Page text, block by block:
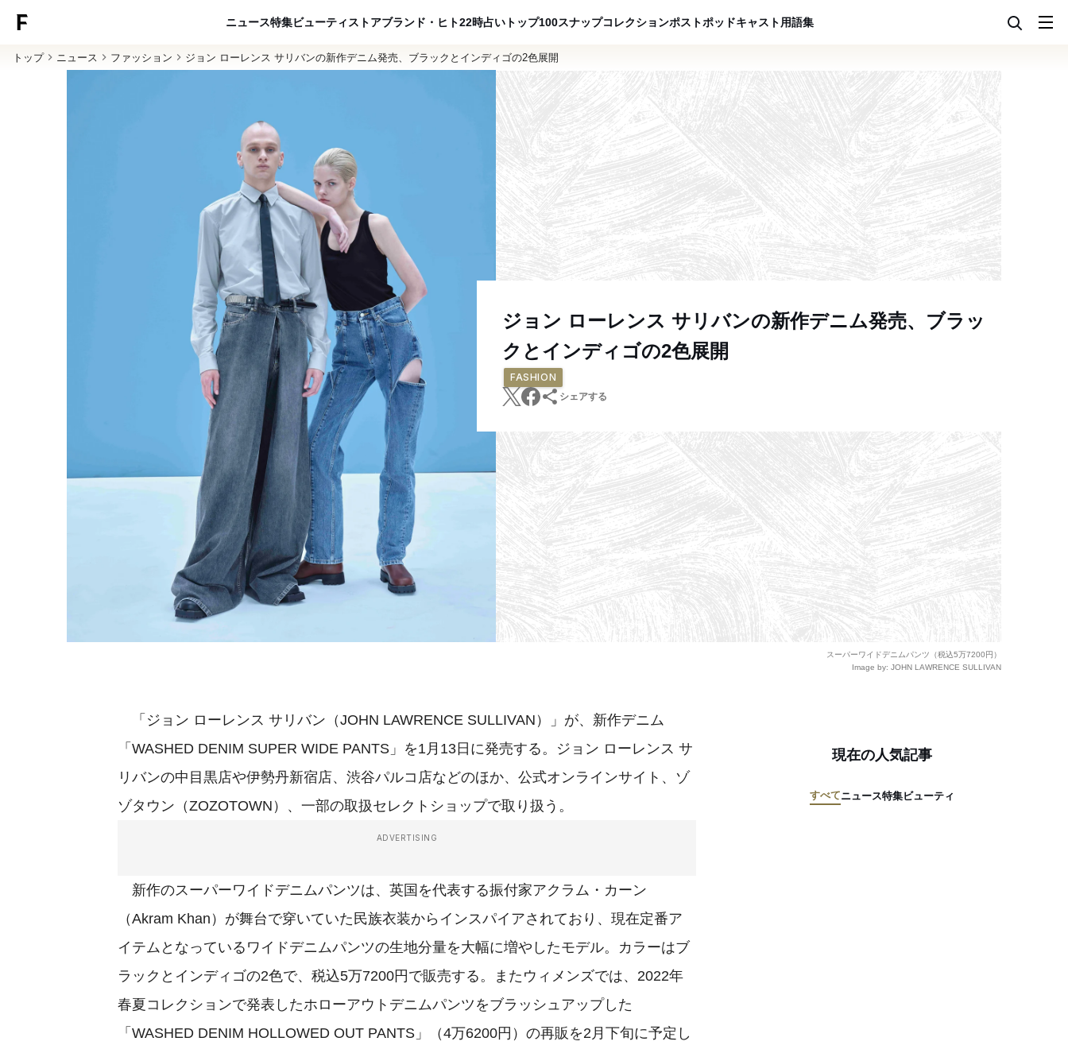
ニュース特集ビューティ ストアブランド・ヒト22時占い トップ100スナップコレクションポストポッドキャスト用語集
トップ ニュース ファッション ジョン ローレンス サリバンの新作デニム発売、ブラックとインディゴの2色展開
ジョン ローレンス サリバンの新作デニム発売、ブラッ
クとインディゴの2色展開
FASHION
シェアする
スーパーワイドデニムパンツ（税込5万7200円）
Image by: JOHN LAWRENCE SULLIVAN
「ジョン ローレンス サリバン（JOHN LAWRENCE SULLIVAN）」が、新作デニム
「WASHED DENIM SUPER WIDE PANTS」を1月13日に発売する。ジョン ローレンス サ
リバンの中目黒店や伊勢丹新宿店、渋谷パルコ店などのほか、公式オンラインサイト、ゾ
ゾタウン（ZOZOTOWN）、一部の取扱セレクトショップで取り扱う。
ADVERTISING
新作のスーパーワイドデニムパンツは、英国を代表する振付家アクラム・カーン
（Akram Khan）が舞台で穿いていた民族衣装からインスパイアされており、現在定番ア
イテムとなっているワイドデニムパンツの生地分量を大幅に増やしたモデル。カラーはブ
ラックとインディゴの2色で、税込5万7200円で販売する。またウィメンズでは、2022年
春夏コレクションで発表したホローアウトデニムパンツをブラッシュアップした
「WASHED DENIM HOLLOWED OUT PANTS」（4万6200円）の再販を2月下旬に予定し
現在の人気記事
すべてニュース特集ビューティ